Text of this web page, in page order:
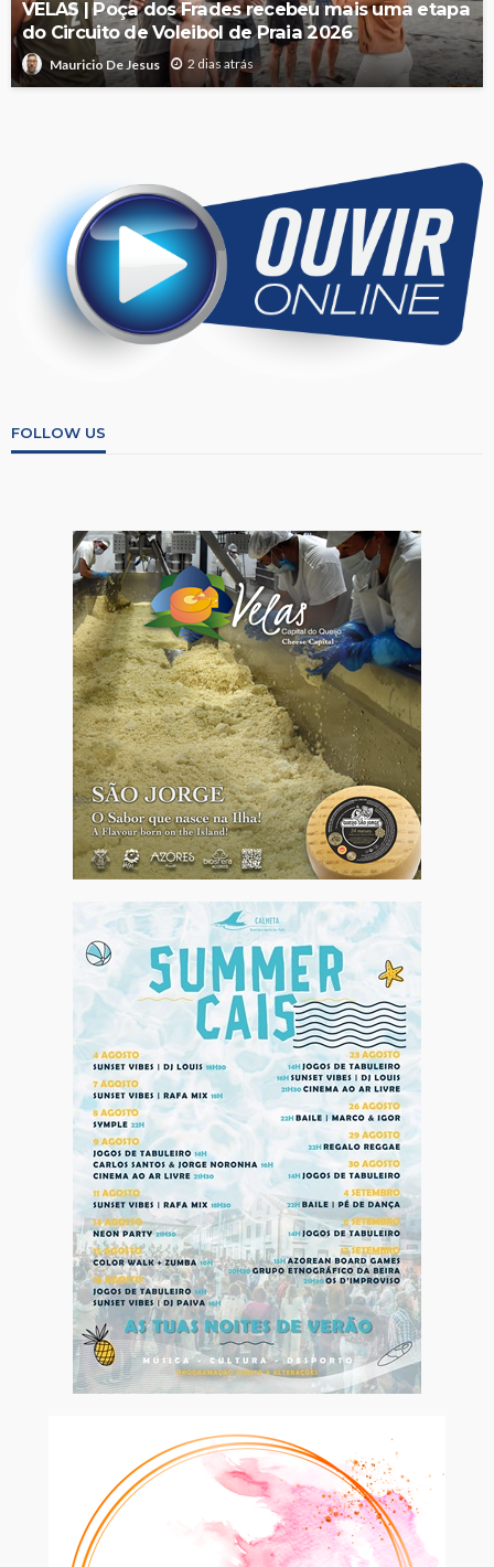
VELAS | Poça dos Frades recebeu mais uma etapa
do Circuito de Voleibol de Praia 2026
Mauricio De Jesus 2 dias atrás
FOLLOW US